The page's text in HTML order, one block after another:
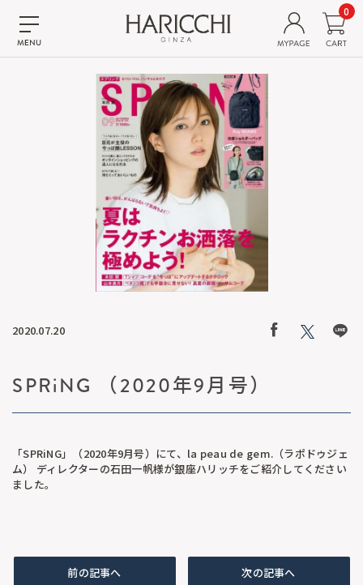
0
2020.07.20
SPRiNG （2020年9月号）
「SPRiNG」（2020年9月号）にて、la peau de gem.（ラポドゥジェ
ム） ディレクターの 石田一帆様が銀座ハリッチをご紹介してください
ました。
前の記事へ 次の記事へ